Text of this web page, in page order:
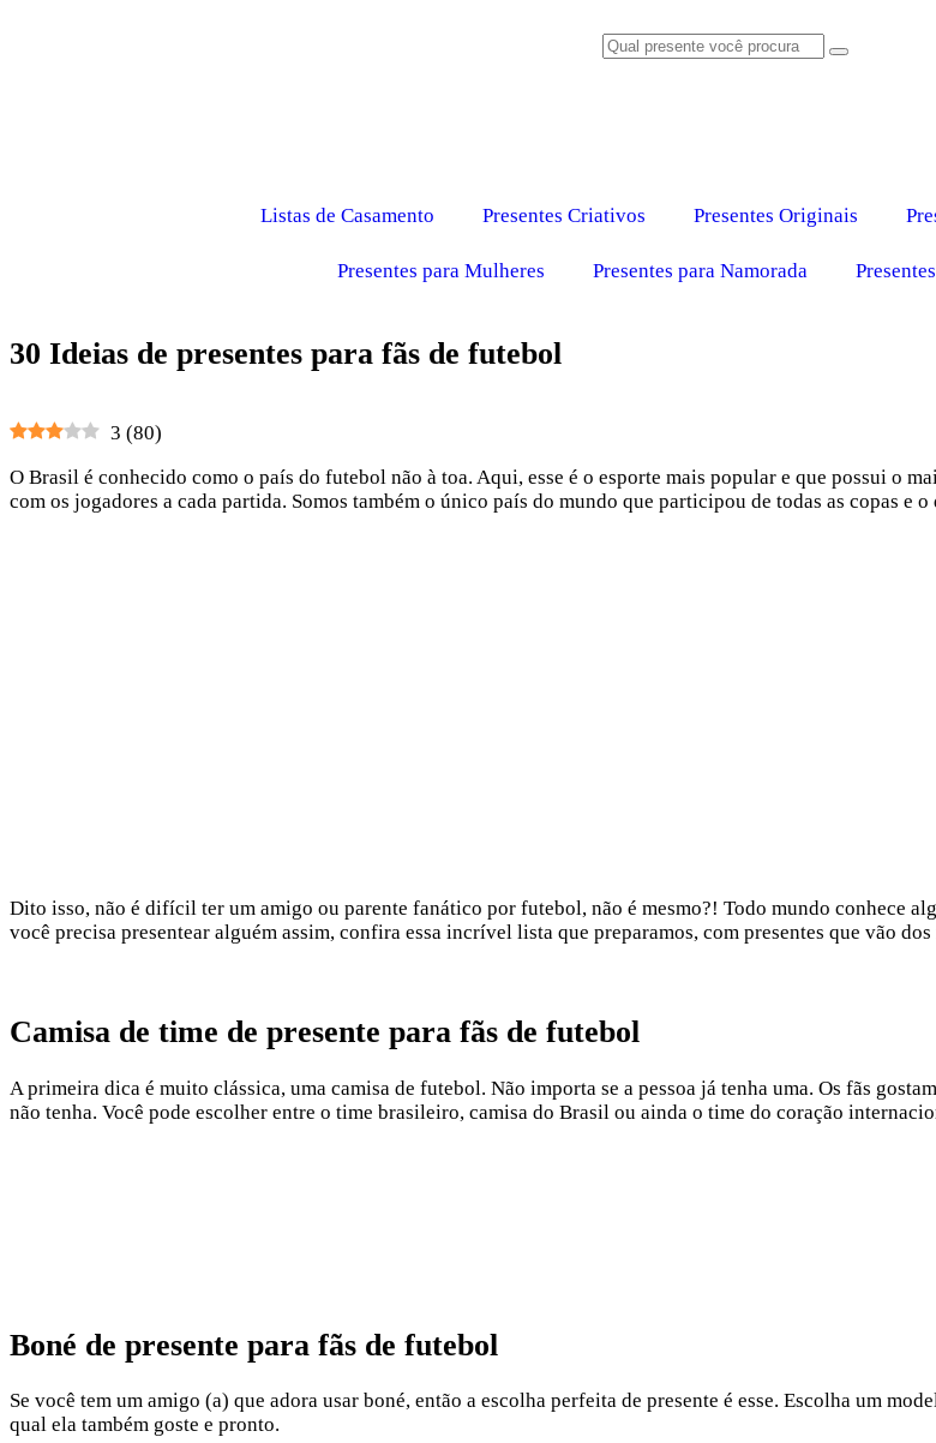
Listas de Casamento Presentes Criativos Presentes Originais
Presentes para Mulheres Presentes para Namorada
30 Ideias de presentes para fãs de futebol
3 (80)
O Brasil é conhecido como o país do futebol não à toa. Aqui, esse é o esporte mais popular e que possui o
com os jogadores a cada partida. Somos também o único país do mundo que participou de todas as copas e
Dito isso, não é difícil ter um amigo ou parente fanático por futebol, não é mesmo?! Todo mundo conhece
você precisa presentear alguém assim, confira essa incrível lista que preparamos, com presentes que vão
Camisa de time de presente para fãs de futebol
A primeira dica é muito clássica, uma camisa de futebol. Não importa se a pessoa já tenha uma. Os fãs
não tenha. Você pode escolher entre o time brasileiro, camisa do Brasil ou ainda o time do coração
Boné de presente para fãs de futebol
Se você tem um amigo (a) que adora usar boné, então a escolha perfeita de presente é esse. Escolha um
qual ela também goste e pronto.